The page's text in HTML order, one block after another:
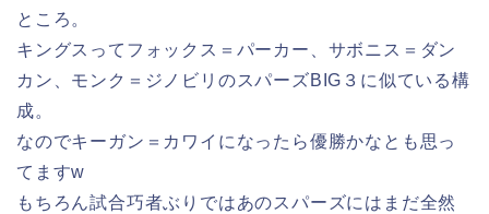
ところ。
キングスってフォックス＝パーカー、サボニス＝ダン
カン、モンク＝ジノビリのスパーズBIG３に似ている構
成。
なのでキーガン＝カワイになったら優勝かなとも思っ
てますw
もちろん試合巧者ぶりではあのスパーズにはまだ全然